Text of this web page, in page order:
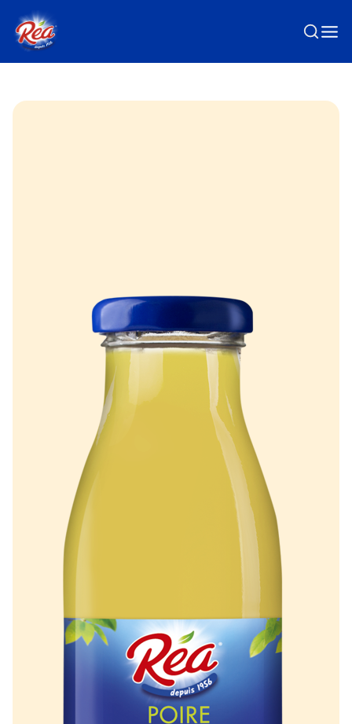
Passer au contenu principal